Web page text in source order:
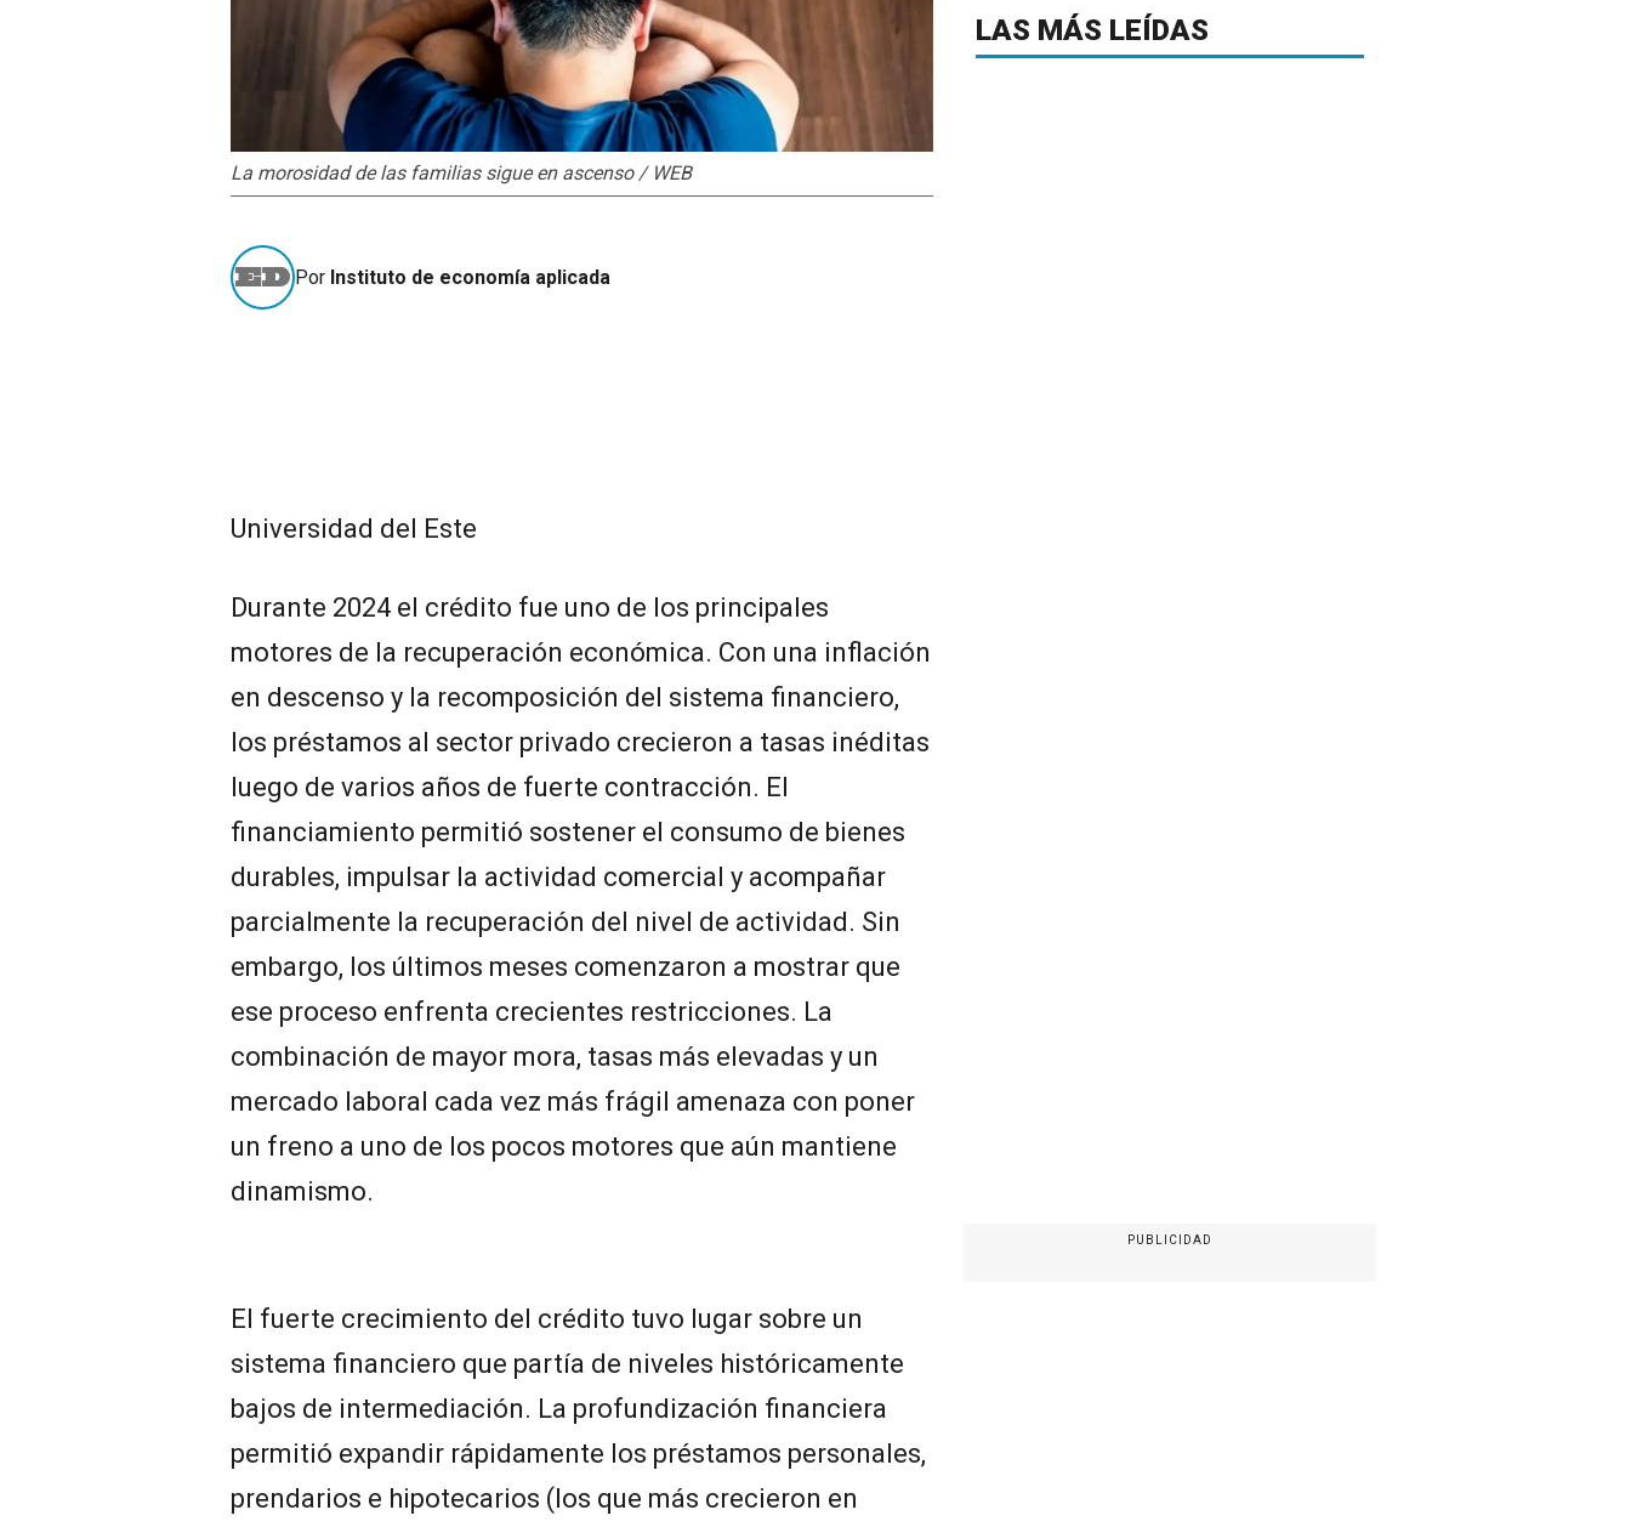
La morosidad de las familias sigue en ascenso / WEB
Por Instituto de economía aplicada
Universidad del Este
Durante 2024 el crédito fue uno de los principales
motores de la recuperación económica. Con una inflación
en descenso y la recomposición del sistema financiero,
los préstamos al sector privado crecieron a tasas inéditas
luego de varios años de fuerte contracción. El
financiamiento permitió sostener el consumo de bienes
durables, impulsar la actividad comercial y acompañar
parcialmente la recuperación del nivel de actividad. Sin
embargo, los últimos meses comenzaron a mostrar que
ese proceso enfrenta crecientes restricciones. La
combinación de mayor mora, tasas más elevadas y un
mercado laboral cada vez más frágil amenaza con poner
un freno a uno de los pocos motores que aún mantiene
dinamismo.
El fuerte crecimiento del crédito tuvo lugar sobre un
sistema financiero que partía de niveles históricamente
bajos de intermediación. La profundización financiera
permitió expandir rápidamente los préstamos personales,
prendarios e hipotecarios (los que más crecieron en
LAS MÁS LEÍDAS
PUBLICIDAD